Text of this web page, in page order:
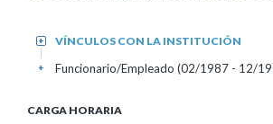
VÍNCULOS CON LA INSTITUCIÓN
+
Funcionario/Empleado (02/1987 - 12/
+
CARGA HORARIA